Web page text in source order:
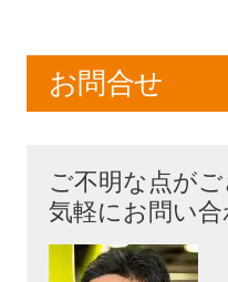
お問合せ
ご不明な点が
気軽にお問い合